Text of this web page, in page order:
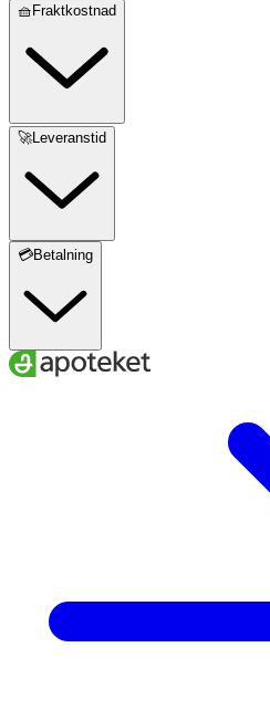
🧺Fraktkostnad
🚀Leveranstid
💳Betalning